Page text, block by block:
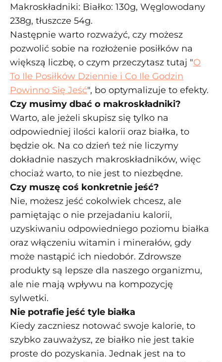
Makroskładniki: Białko: 130g, Węglowodany
238g, tłuszcze 54g.
Następnie warto rozważyć, czy możesz
pozwolić sobie na rozłożenie posiłków na
większą liczbę, o czym przeczytasz tutaj "O
To Ile Posiłków Dziennie i Co Ile Godzin
Powinno Się Jeść", bo optymalizuje to efekty.
Czy musimy dbać o makroskładniki?
Warto, ale jeżeli skupisz się tylko na
odpowiedniej ilości kalorii oraz białka, to
będzie ok. Na co dzień też nie liczymy
dokładnie naszych makroskładników, więc
chociaż warto, to nie jest to niezbędne.
Czy muszę coś konkretnie jeść?
Nie, możesz jeść cokolwiek chcesz, ale
pamiętając o nie przejadaniu kalorii,
uzyskiwaniu odpowiedniego poziomu białka
oraz włączeniu witamin i minerałów, gdy
może nastąpić ich niedobór. Zdrowsze
produkty są lepsze dla naszego organizmu,
ale nie mają wpływu na kompozycję
sylwetki.
Nie potrafie jeść tyle białka
Kiedy zaczniesz notować swoje kalorie, to
szybko zauważysz, ze białko nie jest takie
proste do pozyskania. Jednak jest na to